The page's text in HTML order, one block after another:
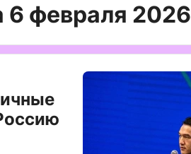
6 февраля 2026